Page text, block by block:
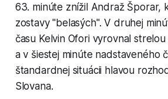
63. minúte znížil Andraž Šporar,
zostavy "belasých". V druhej
času Kelvin Ofori vyrovnal
a v šiestej minúte nadstaveného
štandardnej situácii hlavou
Slovana.